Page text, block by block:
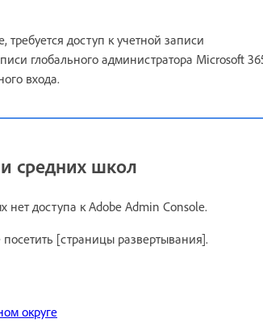
доступ к учетной записи
глобального администратора Microsoft
входа.
средних школ
нет доступа к Adobe Admin Console.
[страницы развертывания].
округе